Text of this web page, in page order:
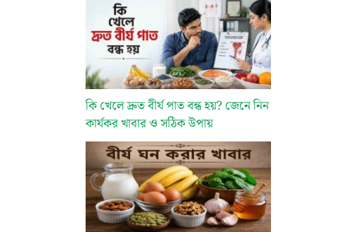
কি খেলে দ্রুত বীর্য পাত বন্ধ হয়? জেনে নিন
কার্যকর খাবার ও সঠিক উপায়